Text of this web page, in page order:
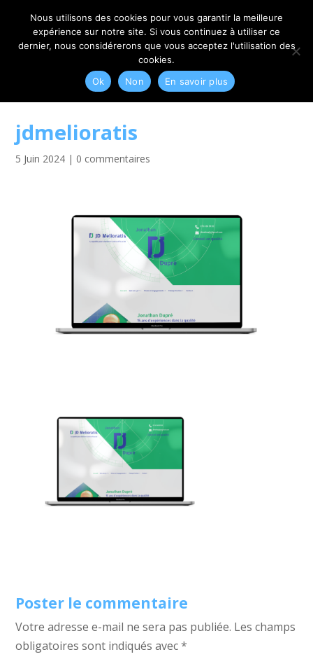
06 79 42 10 00 CONTACT@MYRIAM-CORBET.NET
jdmelioratis
5 Juin 2024 | 0 commentaires
Poster le commentaire
Votre adresse e-mail ne sera pas publiée. Les champs
obligatoires sont indiqués avec*
Nous utilisons des cookies pour vous garantir la meilleure
expérience sur notre site. Si vous continuez à utiliser ce
dernier, nous considérerons que vous acceptez l'utilisation des
cookies.
Ok
Non En savoir plus